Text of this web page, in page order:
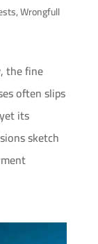
,Wrongfull
the fine
often slips
its
sketch